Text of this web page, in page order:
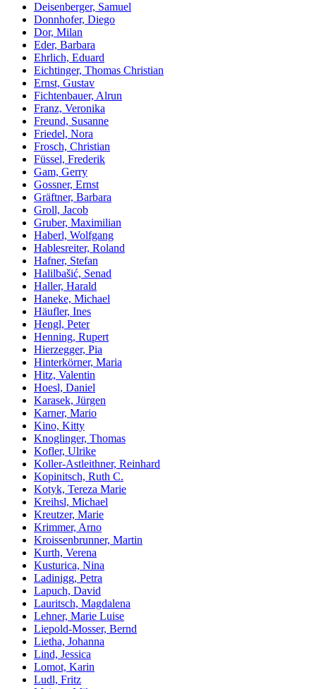
Deisenberger, Samuel
Donnhofer, Diego
Dor, Milan
Eder, Barbara
Ehrlich, Eduard
Eichtinger, Thomas Christian
Ernst, Gustav
Fichtenbauer, Alrun
Franz, Veronika
Freund, Susanne
Friedel, Nora
Frosch, Christian
Füssel, Frederik
Gam, Gerry
Gossner, Ernst
Gräftner, Barbara
Groll, Jacob
Gruber, Maximilian
Haberl, Wolfgang
Hablesreiter, Roland
Hafner, Stefan
Halilbašić, Senad
Haller, Harald
Haneke, Michael
Häufler, Ines
Hengl, Peter
Henning, Rupert
Hierzegger, Pia
Hinterkörner, Maria
Hitz, Valentin
Hoesl, Daniel
Karasek, Jürgen
Karner, Mario
Kino, Kitty
Knoglinger, Thomas
Kofler, Ulrike
Koller-Astleithner, Reinhard
Kopinitsch, Ruth C.
Kotyk, Tereza Marie
Kreihsl, Michael
Kreutzer, Marie
Krimmer, Arno
Kroissenbrunner, Martin
Kurth, Verena
Kusturica, Nina
Ladinigg, Petra
Lapuch, David
Lauritsch, Magdalena
Lehner, Marie Luise
Liepold-Mosser, Bernd
Lietha, Johanna
Lind, Jessica
Lomot, Karin
Ludl, Fritz